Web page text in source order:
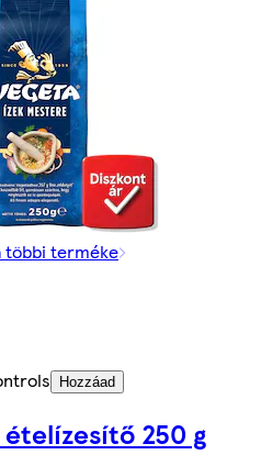
többi terméke
Hozzáad
250 g